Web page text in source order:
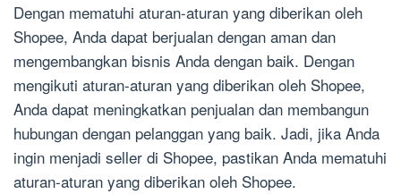
Dengan mematuhi aturan-aturan yang diberikan oleh
Shopee, Anda dapat berjualan dengan aman dan
mengembangkan bisnis Anda dengan baik. Dengan
mengikuti aturan-aturan yang diberikan oleh Shopee,
Anda dapat meningkatkan penjualan dan membangun
hubungan dengan pelanggan yang baik. Jadi, jika Anda
ingin menjadi seller di Shopee, pastikan Anda mematuhi
aturan-aturan yang diberikan oleh Shopee.